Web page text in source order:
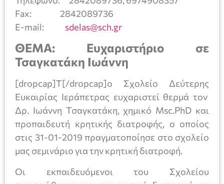
Fax: 2842089736
E-mail: sdelas@sch.gr
ΘΕΜΑ: Eυχαριστήριο σε
Τσαγκατάκη Ιωάννη
[dropcap]Τ[/dropcap]ο Σχολείο Δεύτερης
Ευκαιρίας Ιεράπετρας ευχαριστεί θερμά τον
Δρ. Ιωάννη Τσαγκατάκη, χημικό Msc.PhD και
προπαιδευτή κρητικής διατροφής, ο οποίος
στις 31-01-2019 πραγματοποίησε στο σχολείο
μας σεμινάριο για την κρητική διατροφή.
Οι εκπαιδευόμενοι του Σχολείου